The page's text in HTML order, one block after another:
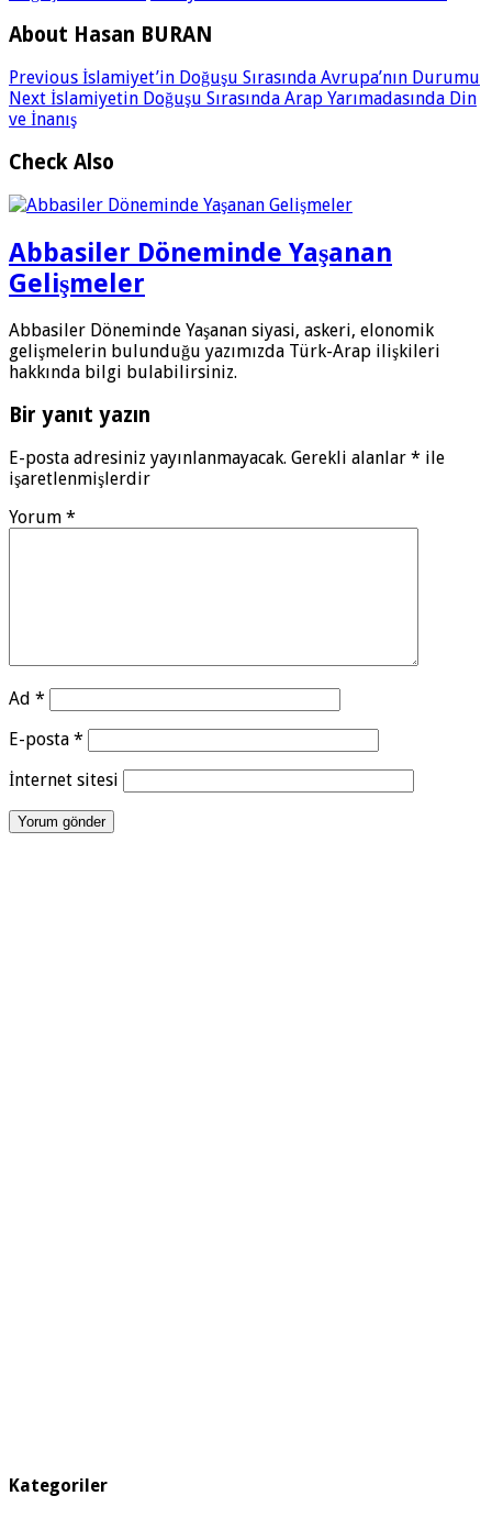
About Hasan BURAN
Previous İslamiyet’in Doğuşu Sırasında Avrupa’nın Durumu
Next İslamiyetin Doğuşu Sırasında Arap Yarımadasında Din
ve İnanış
Check Also
Abbasiler Döneminde Yaşanan
Gelişmeler
Abbasiler Döneminde Yaşanan siyasi, askeri, elonomik
gelişmelerin bulunduğu yazımızda Türk-Arap ilişkileri
hakkında bilgi bulabilirsiniz.
Bir yanıt yazın
E-posta adresiniz yayınlanmayacak. Gerekli alanlar * ile
işaretlenmişlerdir
Yorum *
Ad *
E-posta *
İnternet sitesi
Kategoriler